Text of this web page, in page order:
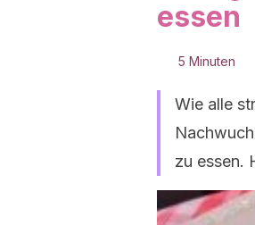
essen
5 Minuten
Wie alle
zu essen.